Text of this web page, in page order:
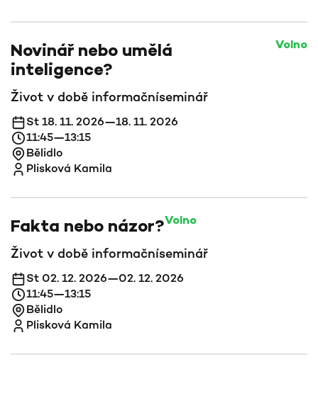
Novinář nebo umělá
inteligence?
Volno
Život v době informačníseminář
St 18. 11. 2026—18. 11. 2026
11:45—13:15
Bělidlo
Plisková Kamila
Fakta nebo názor?Volno
Život v době informačníseminář
St 02. 12. 2026—02. 12. 2026
11:45—13:15
Bělidlo
Plisková Kamila